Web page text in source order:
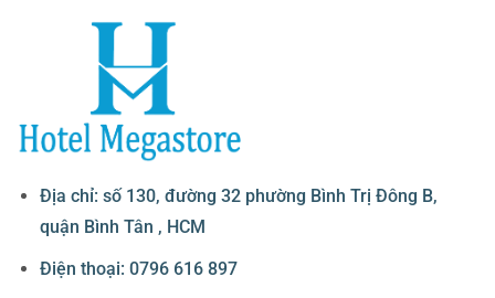
Địa chỉ: số 130, đường 32 phường Bình Trị Đông B,
quận Bình Tân , HCM
Điện thoại: 0796 616 897